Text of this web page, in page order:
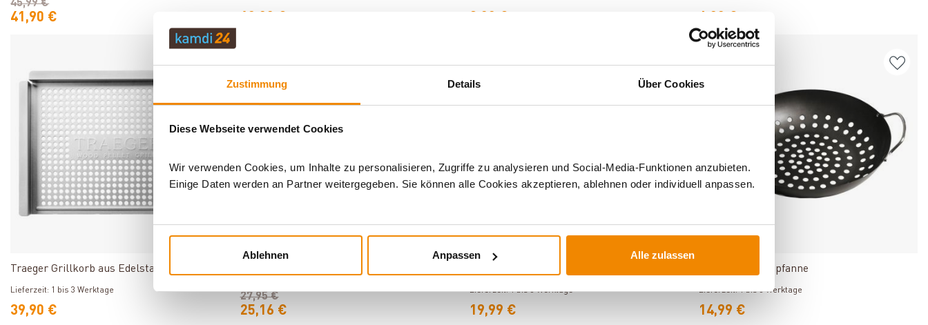
Zustimmung Details Über Cookies
Diese Webseite verwendet Cookies
Wir verwenden Cookies, um Inhalte zu personalisieren, Zugriffe zu analysieren und Social-Media-Funktionen anzubieten.
Einige Daten werden an Partner weitergegeben. Sie können alle Cookies akzeptieren, ablehnen oder individuell anpassen.
Ablehnen Anpassen Alle zulassen
41,90 €
45,99 €
Traeger Grillkorb aus Edelstahl
Lieferzeit: 1 bis 3 Werktage
39,90 € 25,16 €
27,95 €
Lieferzeit: 1 bis 3 Werktage
19,99 €
Enders Gemüsepfanne
Lieferzeit: 1 bis 3 Werktage
14,99 €